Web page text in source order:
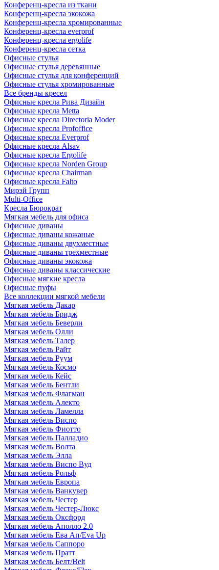
Конференц-кресла из ткани
Конференц-кресла экокожа
Конференц-кресла хромированные
Конференц-кресла everprof
Конференц-кресла ergolife
Конференц-кресла сетка
Офисные стулья
Офисные стулья деревянные
Офисные стулья для конференций
Офисные стулья хромированные
Все бренды кресел
Офисные кресла Рива Дизайн
Офисные кресла Metta
Офисные кресла Directoria Moder
Офисные кресла Profoffice
Офисные кресла Everprof
Офисные кресла Alsav
Офисные кресла Ergolife
Офисные кресла Norden Group
Офисные кресла Chairman
Офисные кресла Falto
Мирэй Групп
Multi-Office
Кресла Бюрократ
Мягкая мебель для офиса
Офисные диваны
Офисные диваны кожаные
Офисные диваны двухместные
Офисные диваны трехместные
Офисные диваны экокожа
Офисные диваны классические
Офисные мягкие кресла
Офисные пуфы
Все коллекции мягкой мебели
Мягкая мебель Дакар
Мягкая мебель Бридж
Мягкая мебель Беверли
Мягкая мебель Олли
Мягкая мебель Талер
Мягкая мебель Райт
Мягкая мебель Руум
Мягкая мебель Космо
Мягкая мебель Кейс
Мягкая мебель Бентли
Мягкая мебель Флагман
Мягкая мебель Алекто
Мягкая мебель Ламелла
Мягкая мебель Виспо
Мягкая мебель Фиотто
Мягкая мебель Палладио
Мягкая мебель Волта
Мягкая мебель Элла
Мягкая мебель Виспо Вуд
Мягкая мебель Рольф
Мягкая мебель Европа
Мягкая мебель Ванкувер
Мягкая мебель Честер
Мягкая мебель Честер-Люкс
Мягкая мебель Оксфорд
Мягкая мебель Аполло 2.0
Мягкая мебель Ева Ап/Eva Up
Мягкая мебель Саппоро
Мягкая мебель Пратт
Мягкая мебель Белт/Belt